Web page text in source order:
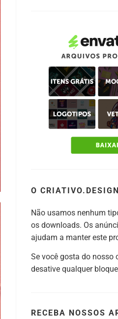
O
Não usamos nenhum
os downloads. Os
ajudam a manter este
Se você gosta do nosso
desative qualquer
RECEBA NOSSOS